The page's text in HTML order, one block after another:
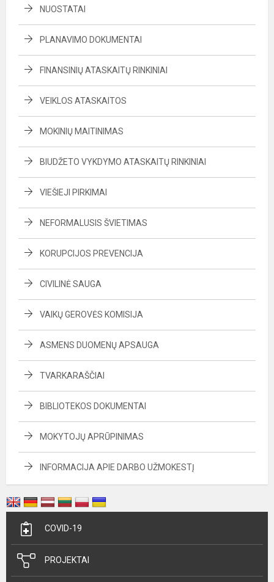
NUOSTATAI
PLANAVIMO DOKUMENTAI
FINANSINIŲ ATASKAITŲ RINKINIAI
VEIKLOS ATASKAITOS
MOKINIŲ MAITINIMAS
BIUDŽETO VYKDYMO ATASKAITŲ RINKINIAI
VIEŠIEJI PIRKIMAI
NEFORMALUSIS ŠVIETIMAS
KORUPCIJOS PREVENCIJA
CIVILINĖ SAUGA
VAIKŲ GEROVĖS KOMISIJA
ASMENS DUOMENŲ APSAUGA
TVARKARAŠČIAI
BIBLIOTEKOS DOKUMENTAI
MOKYTOJŲ APRŪPINIMAS
INFORMACIJA APIE DARBO UŽMOKESTĮ
COVID-19
PROJEKTAI